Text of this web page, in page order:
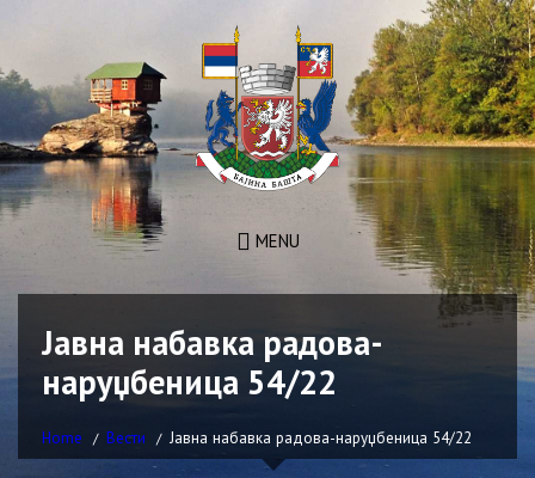
MENU
Јавна набавка радова-
наруџбеница 54/22
Home Вести Јавна набавка радова-наруџбеница 54/22